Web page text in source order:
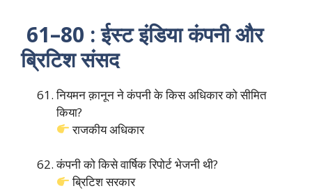
61–80 : ईस्ट इंडिया कंपनी और
ब्रिटिश संसद
नियमन क़ानून ने कंपनी के किस अधिकार को सीमित
किया?
राजकीय अधिकार
कंपनी को किसे वार्षिक रिपोर्ट भेजनी थी?
ब्रिटिश सरकार